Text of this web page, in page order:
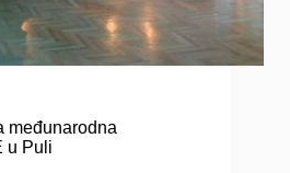
međunarodna
u Puli